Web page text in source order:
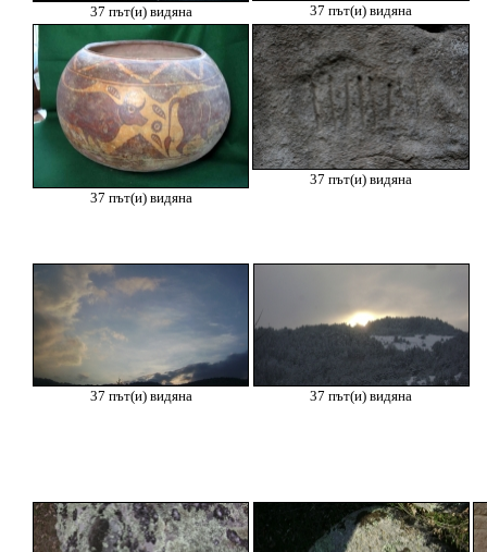
37 път(и) видяна 37 път(и) видяна
37 път(и) видяна
37 път(и) видяна
37 път(и) видяна 37 път(и) видяна